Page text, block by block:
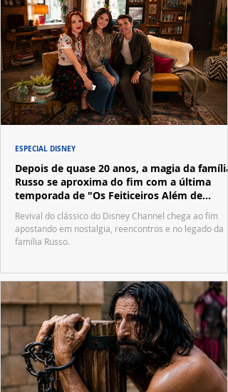
Depois de quase 20 anos, a magia da família
Russo se aproxima do fim com a última
temporada de "Os Feiticeiros Além de
Waverly Place"
Revival do clássico do Disney Channel chega ao fim
apostando em nostalgia, reencontros e no legado da
família Russo.
ESPECIAL DISNEY